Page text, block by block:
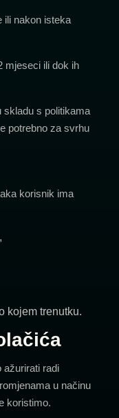
ili nakon isteka
mjeseci ili dok ih
skladu s politikama
potrebno za svrhu
korisnik ima
kojem trenutku.
ažurirati radi
u načinu
koristimo.